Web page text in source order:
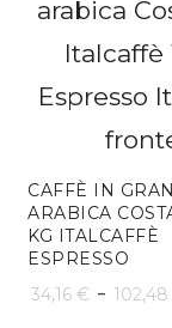
CAFFÈ IN GRANI
ARABICA
KG ITALCAFFÈ
ESPRESSO
34,16 € - 102,48